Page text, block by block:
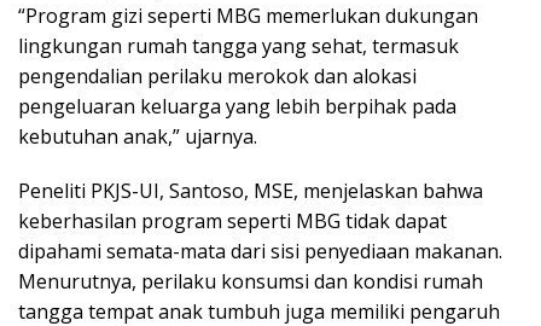
“Program gizi seperti MBG memerlukan dukungan
lingkungan rumah tangga yang sehat, termasuk
pengendalian perilaku merokok dan alokasi
pengeluaran keluarga yang lebih berpihak pada
kebutuhan anak,” ujarnya.
Peneliti PKJS-UI, Santoso, MSE, menjelaskan bahwa
keberhasilan program seperti MBG tidak dapat
dipahami semata-mata dari sisi penyediaan makanan.
Menurutnya, perilaku konsumsi dan kondisi rumah
tangga tempat anak tumbuh juga memiliki pengaruh